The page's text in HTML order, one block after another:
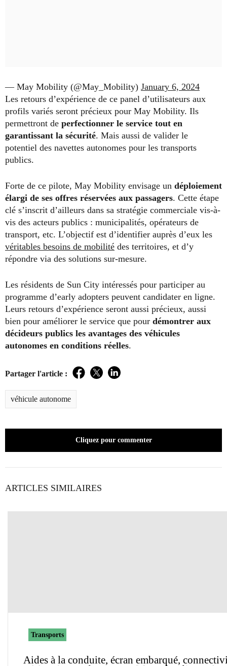
— May Mobility (@May_Mobility) January 6, 2024
Les retours d’expérience de ce panel d’utilisateurs aux
profils variés seront précieux pour May Mobility. Ils
permettront de perfectionner le service tout en
garantissant la sécurité. Mais aussi de valider le
potentiel des navettes autonomes pour les transports
publics.
Forte de ce pilote, May Mobility envisage un déploiement
élargi de ses offres réservées aux passagers. Cette étape
clé s’inscrit d’ailleurs dans sa stratégie commerciale vis-à-
vis des acteurs publics : municipalités, opérateurs de
transport, etc. L’objectif est d’identifier auprès d’eux les
véritables besoins de mobilité des territoires, et d’y
répondre via des solutions sur-mesure.
Les résidents de Sun City intéressés pour participer au
programme d’early adopters peuvent candidater en ligne.
Leurs retours d’expérience seront aussi précieux, aussi
bien pour améliorer le service que pour démontrer aux
décideurs publics les avantages des véhicules
autonomes en conditions réelles.
Partager l'article : Facebook
TwitterLinkedIn
véhicule autonome
Cliquez pour commenter
ARTICLES SIMILAIRES
Transports
Aides à la conduite, écran embarqué,